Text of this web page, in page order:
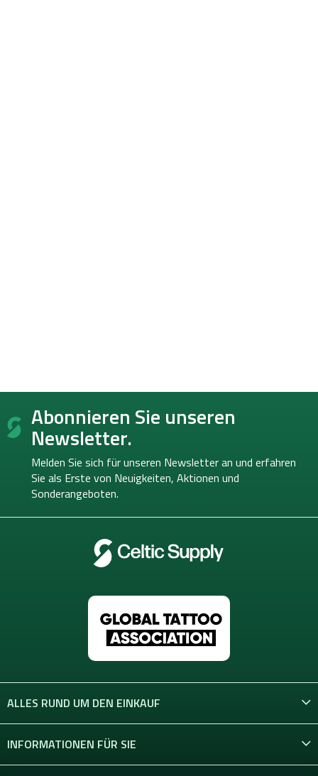
F
ß Abonnieren Sie unseren
Newsletter.
Melden Sie sich für unseren Newsletter an und erfahren
Sie als Erste von Neuigkeiten, Aktionen und
Sonderangeboten.
ALLES RUND UM DEN EINKAUF
INFORMATIONEN FÜR SIE